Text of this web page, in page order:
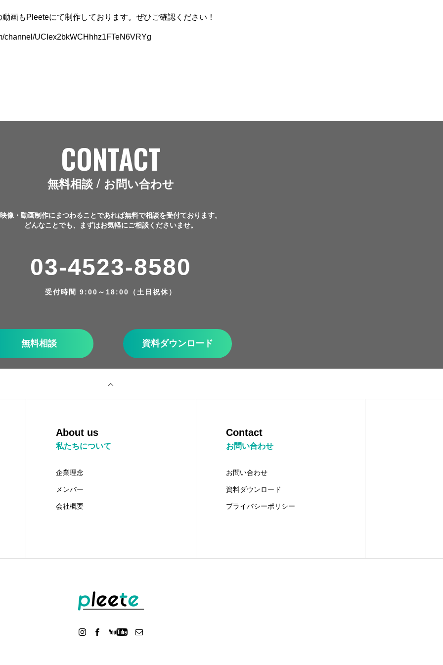
画もPleeteにて制作しております。ぜひご確認ください！
channel/UCIex2bkWCHhhz1FTeN6VRYg
CONTACT
無料相談 / お問い合わせ
映像・動画制作にまつわることであれば無料で相談を受付ております。
どんなことでも、まずはお気軽にご相談くださいませ。
03-4523-8580
受付時間 9:00～18:00（土日祝休）
無料相談 資料ダウンロード
About us
私たちについて
企業理念
メンバー
会社概要
Contact
お問い合わせ
お問い合わせ
資料ダウンロード
プライバシーポリシー